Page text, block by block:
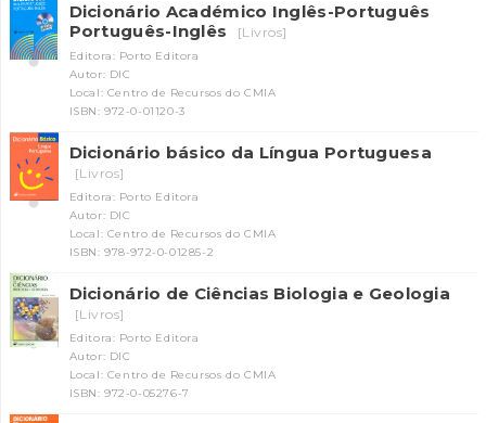
Dicionário Académico Inglês-Português
Português-Inglês
[Livros]
Editora: Porto Editora
Autor: DIC
Local: Centro de Recursos do CMIA
ISBN: 972-0-01120-3
Dicionário básico da Língua Portuguesa
[Livros]
Editora: Porto Editora
Autor: DIC
Local: Centro de Recursos do CMIA
ISBN: 978-972-0-01285-2
Dicionário de Ciências Biologia e Geologia
[Livros]
Editora: Porto Editora
Autor: DIC
Local: Centro de Recursos do CMIA
ISBN: 972-0-05276-7